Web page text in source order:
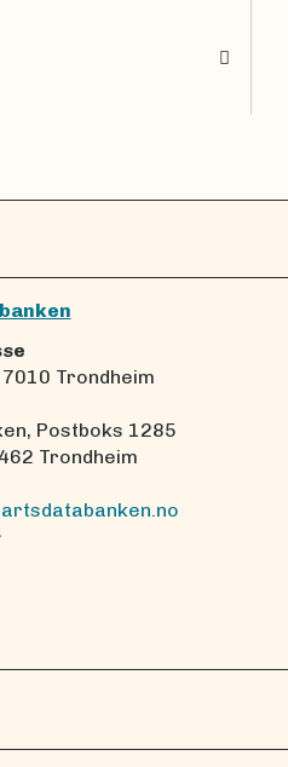
Trondheim
Postboks 1285
Trondheim